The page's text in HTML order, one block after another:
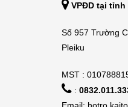
VPĐD tại tỉnh
Số 957 Trường
Pleiku
MST :
: